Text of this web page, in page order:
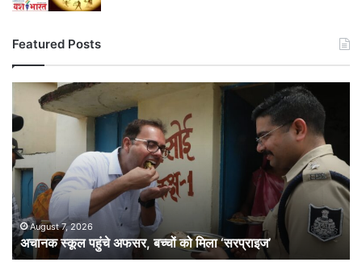
Featured Posts
अचानक
पहुंचे
अफसर,
बच्चों
को
मिला
‘सरप्राइज’
August 7, 2026
अचानक स्कूल पहुंचे अफसर, बच्चों को मिला ‘सरप्राइज’